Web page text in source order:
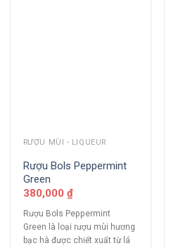
RƯỢU MÙI - LIQUEUR
Rượu Bols Peppermint
Green
380,000 ₫
Rượu Bols Peppermint
Green là loại rượu mùi hương
bạc hà được chiết xuất từ lá